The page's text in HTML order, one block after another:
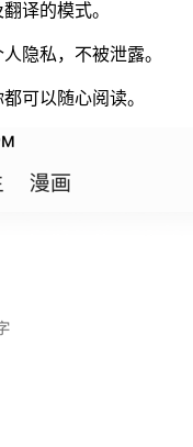
译的模式。
隐私，不被泄露。
可以随心阅读。